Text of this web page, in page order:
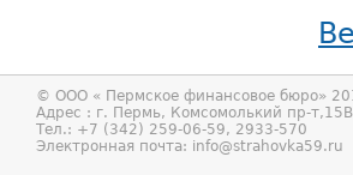
© ООО « Пермское финансовое бюро»
Адрес : г. Пермь, Комсомолький пр-
Тел.: +7 (342) 259-06-59, 2933-570
Электронная почта: info@strahovka59.ru